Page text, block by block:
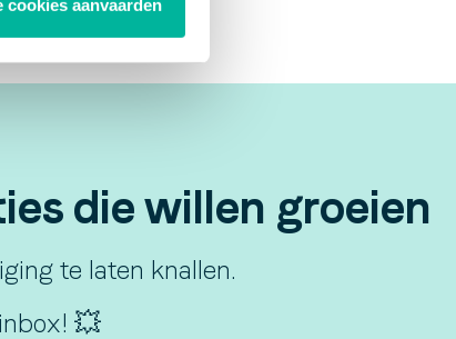
cookies aanvaarden
die willen groeien
te laten knallen.
💥